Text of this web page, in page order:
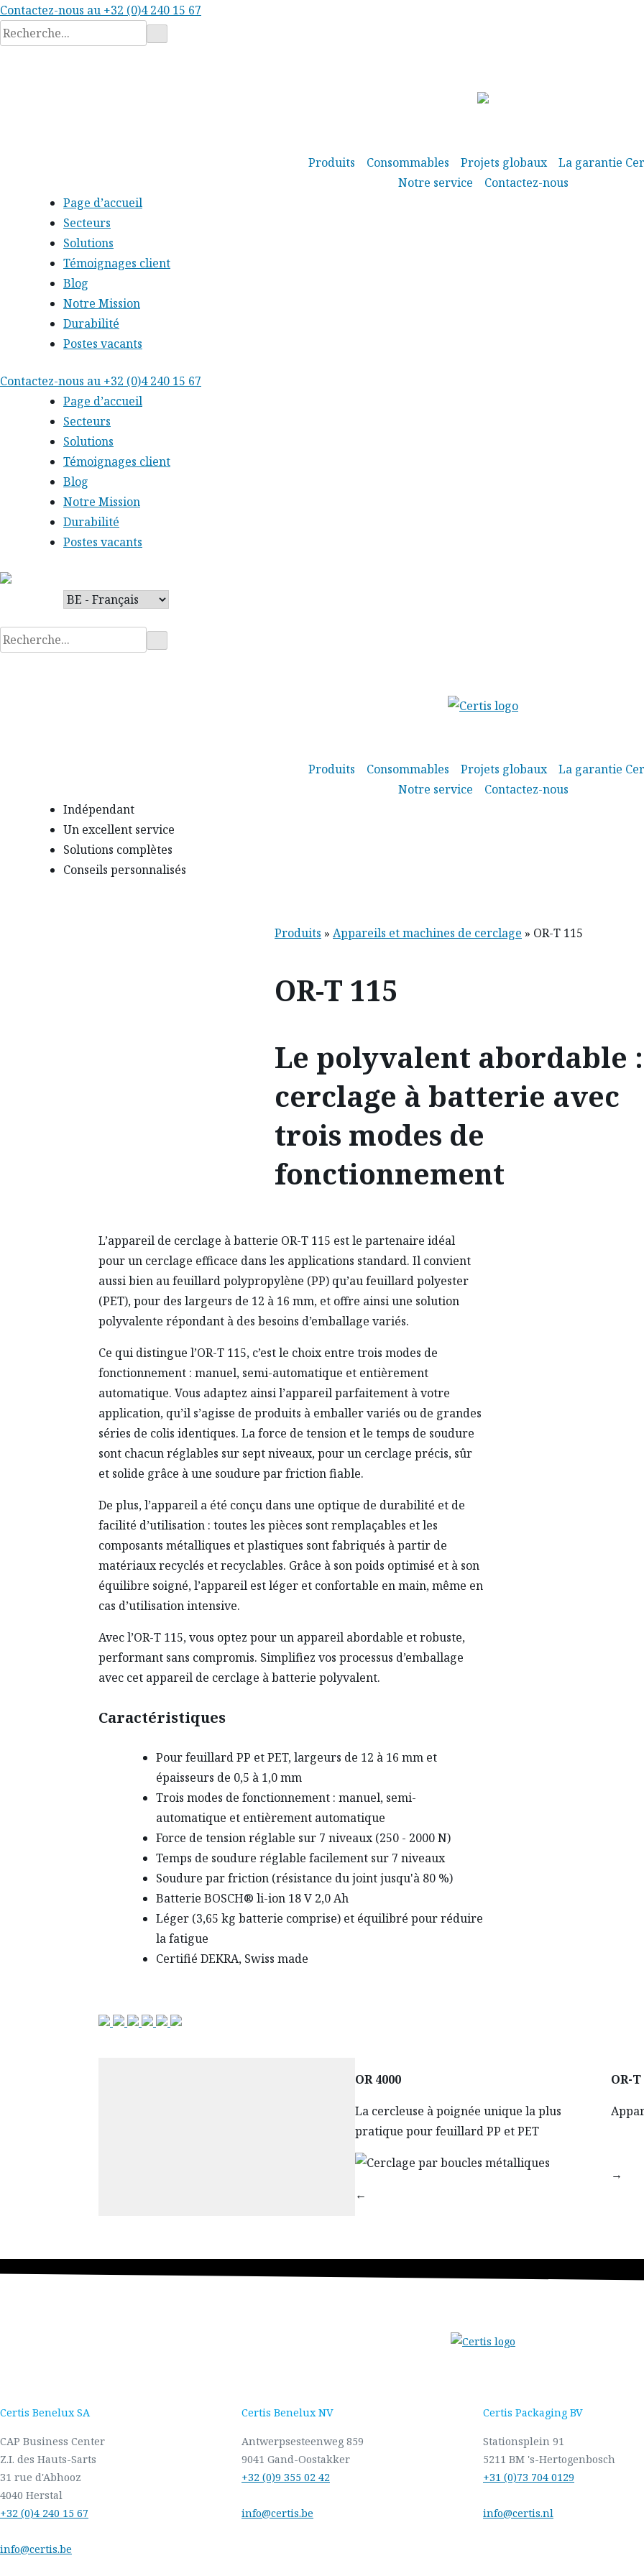
Contactez-nous au +32 (0)4 240 15 67
Rechercher
:
Produits Consommables Projets globaux
La garantie
Notre service
Contactez-nous
Page d’accueil
Secteurs
Solutions
Témoignages client
Blog
Notre Mission
Durabilité
Postes vacants
Skip
Contactez-nous au +32 (0)4 240 15 67
Page d’accueil
Secteurs
Solutions
Témoignages client
Blog
Notre Mission
Durabilité
Postes vacants
Rechercher
:
Produits Consommables Projets globaux
La garantie
Notre service
Contactez-nous
Indépendant
Un excellent service
Solutions complètes
Conseils personnalisés
Produits » Appareils et machines de cerclage » OR-T 115
OR-T 115
Le polyvalent abordable :
cerclage à batterie avec
trois modes de
fonctionnement
L’appareil de cerclage à batterie OR-T 115 est le partenaire idéal
pour un cerclage efficace dans les applications standard. Il convient
aussi bien au feuillard polypropylène (PP) qu’au feuillard polyester
(PET), pour des largeurs de 12 à 16 mm, et offre ainsi une solution
polyvalente répondant à des besoins d’emballage variés.
Ce qui distingue l’OR-T 115, c’est le choix entre trois modes de
fonctionnement : manuel, semi-automatique et entièrement
automatique. Vous adaptez ainsi l’appareil parfaitement à votre
application, qu’il s’agisse de produits à emballer variés ou de grandes
séries de colis identiques. La force de tension et le temps de soudure
sont chacun réglables sur sept niveaux, pour un cerclage précis, sûr
et solide grâce à une soudure par friction fiable.
De plus, l’appareil a été conçu dans une optique de durabilité et de
facilité d’utilisation : toutes les pièces sont remplaçables et les
composants métalliques et plastiques sont fabriqués à partir de
matériaux recyclés et recyclables. Grâce à son poids optimisé et à son
équilibre soigné, l’appareil est léger et confortable en main, même en
cas d’utilisation intensive.
Avec l’OR-T 115, vous optez pour un appareil abordable et robuste,
performant sans compromis. Simplifiez vos processus d’emballage
avec cet appareil de cerclage à batterie polyvalent.
Caractéristiques
Pour feuillard PP et PET, largeurs de 12 à 16 mm et
épaisseurs de 0,5 à 1,0 mm
Trois modes de fonctionnement : manuel, semi-
automatique et entièrement automatique
Force de tension réglable sur 7 niveaux (250 - 2000 N)
Temps de soudure réglable facilement sur 7 niveaux
Soudure par friction (résistance du joint jusqu'à 80 %)
Batterie BOSCH® li-ion 18 V 2,0 Ah
Léger (3,65 kg batterie comprise) et équilibré pour réduire
la fatigue
Certifié DEKRA, Swiss made
OR 4000
La cercleuse à poignée unique la plus
pratique pour feuillard PP et PET
←
OR-T
→
Certis Benelux SA
CAP Business Center
Z.I. des Hauts-Sarts
31 rue d'Abhooz
4040 Herstal
+32 (0)4 240 15 67
info@certis.be
Certis Benelux NV
Antwerpsesteenweg 859
9041 Gand-Oostakker
+32 (0)9 355 02 42
info@certis.be
Certis Packaging BV
Stationsplein 91
5211 BM 's-Hertogenbosch
+31 (0)73 704 0129
info@certis.nl